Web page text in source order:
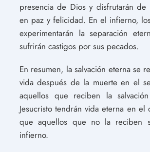
presencia de Dios y disfrutarán de
en paz y felicidad. En el infierno,
experimentarán la separación
sufrirán castigos por sus pecados.
En resumen, la salvación eterna se
vida después de la muerte en el
aquellos que reciben la
Jesucristo tendrán vida eterna en el
que aquellos que no la reciben
infierno.